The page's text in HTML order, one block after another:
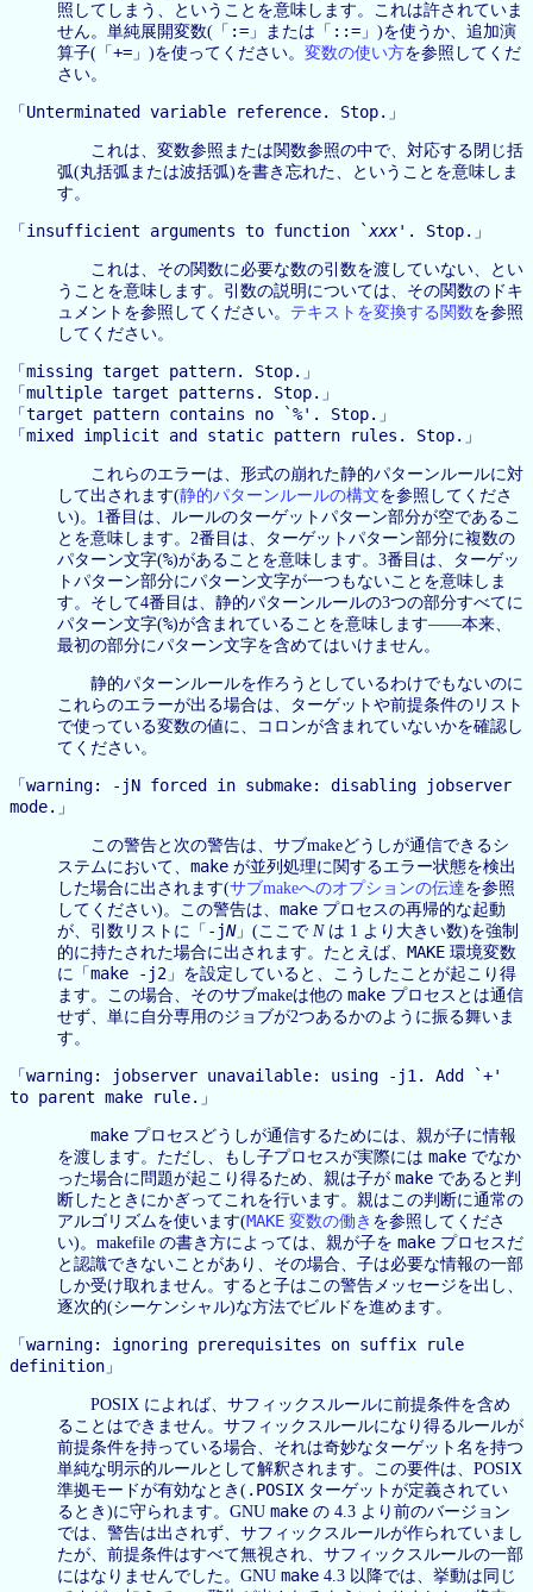
照してしまう、ということを意味します。これは許されていま
せん。単純展開変数(「 := 」または「 ::= 」)を使うか、追加演
算子(「 += 」)を使ってください。 変数の使い方を参照してくだ
さい。
「 Unterminated variable reference. Stop. 」
これは、変数参照または関数参照の中で、対応する閉じ括
弧(丸括弧または波括弧)を書き忘れた、ということを意味しま
す。
「 insufficient arguments to function `xxx'. Stop. 」
これは、その関数に必要な数の引数を渡していない、とい
うことを意味します。引数の説明については、その関数のドキ
ュメントを参照してください。 テキストを変換する関数を参照
してください。
「 missing target pattern. Stop. 」
「 multiple target patterns. Stop. 」
「 target pattern contains no `%'. Stop. 」
「 mixed implicit and static pattern rules. Stop. 」
これらのエラーは、形式の崩れた静的パターンルールに対
して出されます(静的パターンルールの構文を参照してくださ
い)。1番目は、ルールのターゲットパターン部分が空であるこ
とを意味します。2番目は、ターゲットパターン部分に複数の
パターン文字(%)があることを意味します。3番目は、ターゲッ
トパターン部分にパターン文字が一つもないことを意味しま
す。そして4番目は、静的パターンルールの3つの部分すべてに
パターン文字(%)が含まれていることを意味します——本来、
最初の部分にパターン文字を含めてはいけません。
静的パターンルールを作ろうとしているわけでもないのに
これらのエラーが出る場合は、ターゲットや前提条件のリスト
で使っている変数の値に、コロンが含まれていないかを確認し
てください。
「 warning: -jN forced in submake: disabling jobserver
mode. 」
この警告と次の警告は、サブmakeどうしが通信できるシ
ステムにおいて、 make が並列処理に関するエラー状態を検出
した場合に出されます(サブmakeへのオプションの伝達を参照
してください)。この警告は、 make プロセスの再帰的な起動
が、引数リストに「 -jN」(ここで Nは 1 より大きい数)を強制
的に持たされた場合に出されます。たとえば、 MAKE 環境変数
に「 make -j2 」を設定していると、こうしたことが起こり得
ます。この場合、そのサブmakeは他の make プロセスとは通信
せず、単に自分専用のジョブが2つあるかのように振る舞いま
す。
「 warning: jobserver unavailable: using -j1. Add `+'
to parent make rule. 」
make プロセスどうしが通信するためには、親が子に情報
を渡します。ただし、もし子プロセスが実際には make でなか
った場合に問題が起こり得るため、親は子が make であると判
断したときにかぎってこれを行います。親はこの判断に通常の
アルゴリズムを使います(MAKE 変数の働き を参照してくださ
い)。makefile の書き方によっては、親が子を make プロセスだ
と認識できないことがあり、その場合、子は必要な情報の一部
しか受け取れません。すると子はこの警告メッセージを出し、
逐次的(シーケンシャル)な方法でビルドを進めます。
「 warning: ignoring prerequisites on suffix rule
definition 」
POSIX によれば、サフィックスルールに前提条件を含め
ることはできません。サフィックスルールになり得るルールが
前提条件を持っている場合、それは奇妙なターゲット名を持つ
単純な明示的ルールとして解釈されます。この要件は、POSIX
準拠モードが有効なとき( .POSIX ターゲットが定義されてい
るとき)に守られます。GNU make の 4.3 より前のバージョン
では、警告は出されず、サフィックスルールが作られていまし
たが、前提条件はすべて無視され、サフィックスルールの一部
にはなりませんでした。GNU make 4.3 以降では、挙動は同じ